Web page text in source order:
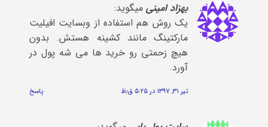
بهزاد امینی میگوید:
یک روش هم استفاده از وبسایت افیلیت
مارکتینگ مانند کشینه هستش. بدون
هیچ زحمتی رو خرید ها می شه پول در
آورد.
تیر ۳۱, ۱۳۹۷ در ۵:۲۵ ق٫ظ پاسخ